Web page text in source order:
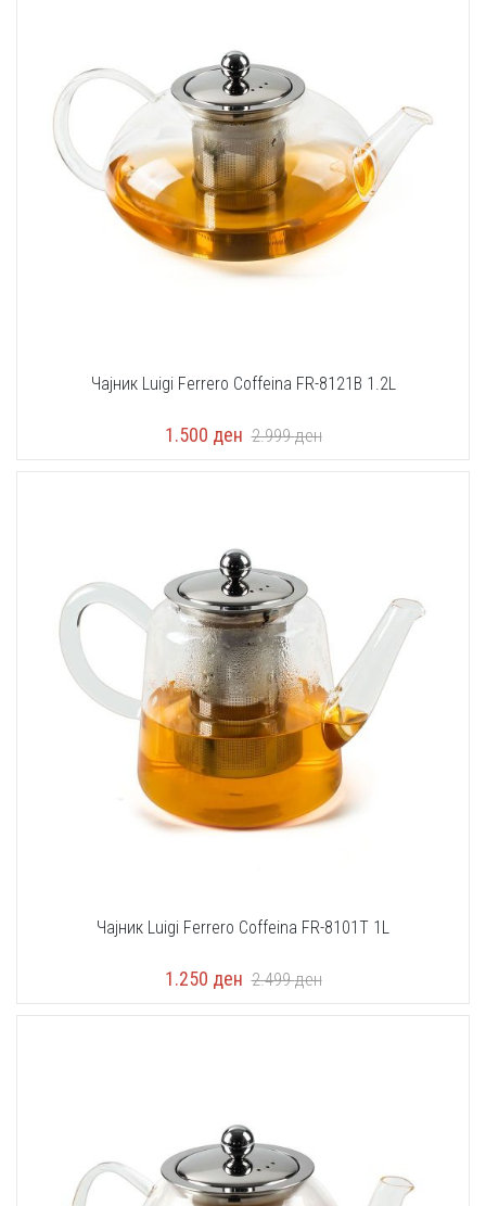
Чаjник Luigi Ferrero Coffeina FR-8121B 1.2L
1.500 ден 2.999ден
Чајник Luigi Ferrero Coffeina FR-8101Т 1L
1.250 ден 2.499ден